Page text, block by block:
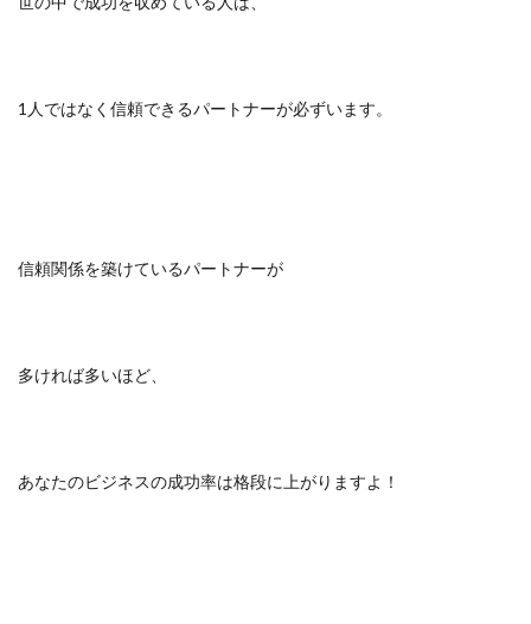
1人ではなく信頼できるパートナーが必ずいます。
信頼関係を築けているパートナーが
多ければ多いほど、
あなたのビジネスの成功率は格段に上がりますよ！